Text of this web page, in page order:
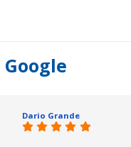
Dario Grande